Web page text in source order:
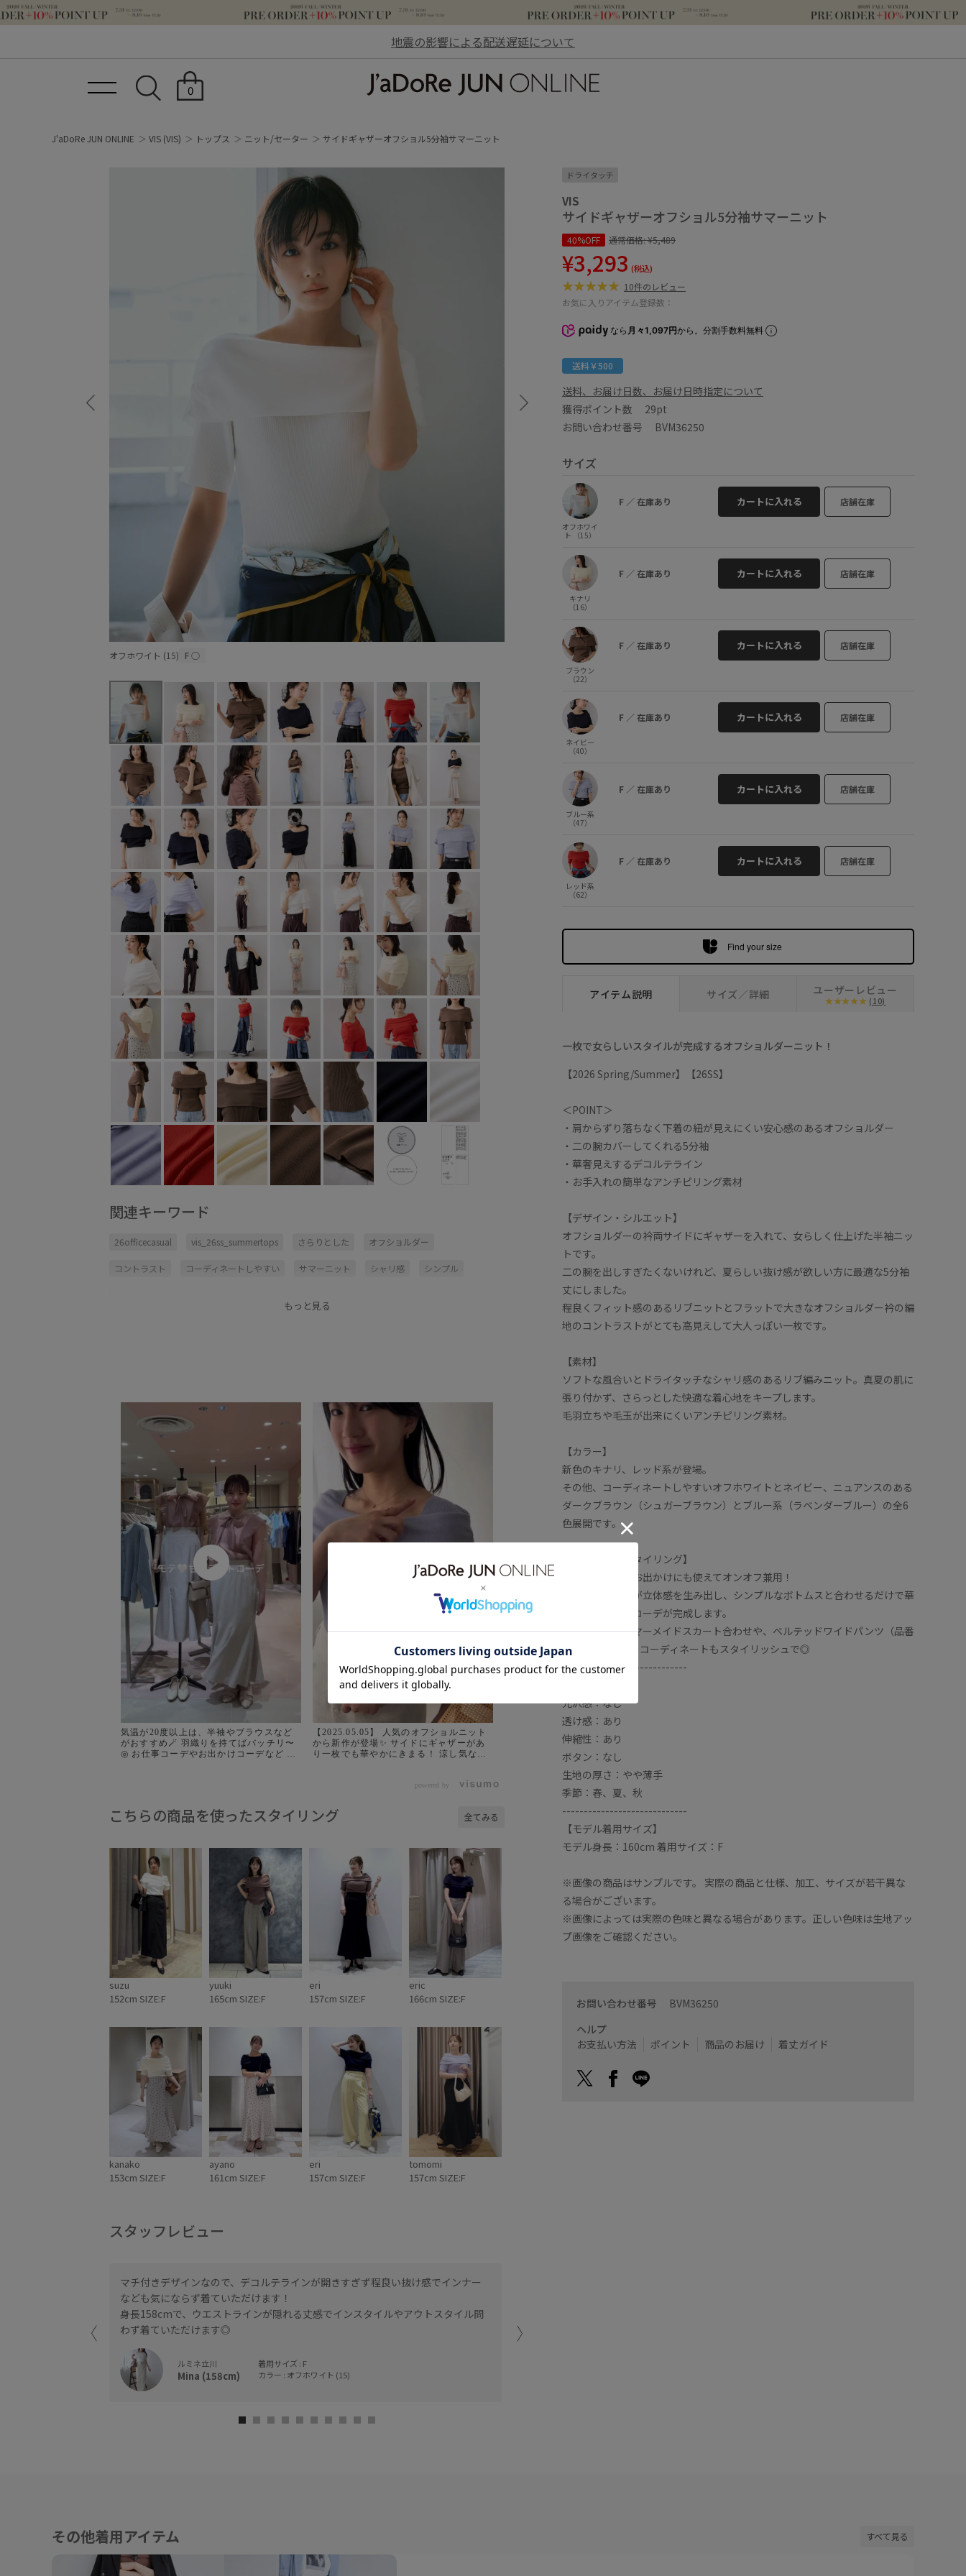
地震の影響による配送遅延について
0
J'aDoRe JUN ONLINE VIS (VIS) トップス ニット/セーター サイドギャザーオフショル5分袖サマーニット
オフホワイト (15) F○ F○
関連キーワード
26officecasual vis_26ss_summertops さらりとした オフショルダー
コントラスト コーディネートしやすい サマーニット シャリ感 シンプル
細く見える 華やか 薄手 透け感 高見え
もっと見る
気温が20度以上は、半袖やブラウスなど
がおすすめ🪄 羽織りを持てばバッチリ〜
◎ お仕事コーデやお出かけコーデなど シ
から、肩が出過ぎない美シルエット 合わ
せやすいホワイトをゲットしたよ🏷️ 今か
【2025.05.05】 人気のオフショルニット
から新作が登場✨ サイドにギャザーがあ
り一枚でも華やかにきまる！ 涼し気なシ
ーオフショル5分袖ニット ¥5,489 (税込)
ブラウン・ネイビー・ブルー系 5月下旬頃
入荷↓ キナリ・レッド系
powered by
こちらの商品を使ったスタイリング 全てみる
suzu
152cm SIZE:F
yuuki
165cm SIZE:F
eri
157cm SIZE:F
eric
166cm SIZE:F
kanako
153cm SIZE:F
ayano
161cm SIZE:F
eri
157cm SIZE:F
tomomi
157cm SIZE:F
スタッフレビュー
マチ付きデザインなので、デコルテラインが開きすぎず程良い抜け感でインナー
なども気にならず着ていただけます！
身長158cmで、ウエストラインが隠れる丈感でインスタイルやアウトスタイル問
わず着ていただけます◎
ルミネ立川
Mina (158cm)
着用サイズ : F
カラー : オフホワイト (15)
わず着ていただけます◎
ドライタッチ
VIS
サイドギャザーオフショル5分袖サマーニット
40%OFF 通常価格:¥5,489
¥3,293 (税込)
10件のレビュー
お気に入りアイテム登録数：
なら 月々1,097円から。分割手数料無料
送料￥500
送料、お届け日数、お届け日時指定について
獲得ポイント数 29pt
お問い合わせ番号 BVM36250
サイズ
オフホワイ
ト （15）
F ／ 在庫あり カートに入れる 店舗在庫
キナリ
（16）
F ／ 在庫あり カートに入れる 店舗在庫
ブラウン
（22）
F ／ 在庫あり カートに入れる 店舗在庫
ネイビー
（40）
F ／ 在庫あり カートに入れる 店舗在庫
ブルー系
（47）
F ／ 在庫あり カートに入れる 店舗在庫
レッド系
（62）
F ／ 在庫あり カートに入れる 店舗在庫
Find your size
アイテム説明 サイズ／詳細 ユーザーレビュー
(10)
一枚で女らしいスタイルが完成するオフショルダーニット！
【2026 Spring/Summer】【26SS】
＜POINT＞
・肩からずり落ちなく下着の紐が見えにくい安心感のあるオフショルダー
・二の腕カバーしてくれる5分袖
・華奢見えするデコルテライン
・お手入れの簡単なアンチピリング素材
【デザイン・シルエット】
オフショルダーの衿両サイドにギャザーを入れて、女らしく仕上げた半袖ニッ
トです。
二の腕を出しすぎたくないけれど、夏らしい抜け感が欲しい方に最適な5分袖
丈にしました。
程良くフィット感のあるリブニットとフラットで大きなオフショルダー衿の編
地のコントラストがとても高見えして大人っぽい一枚です。
【素材】
ソフトな風合いとドライタッチなシャリ感のあるリブ編みニット。真夏の肌に
張り付かず、さらっとした快適な着心地をキープします。
毛羽立ちや毛玉が出来にくいアンチピリング素材。
【カラー】
新色のキナリ、レッド系が登場。
その他、コーディネートしやすいオフホワイトとネイビー、ニュアンスのある
ダークブラウン（シュガーブラウン）とブルー系（ラベンダーブルー）の全6
色展開です。
【おすすめのスタイリング】
通勤コーデにもお出かけにも使えてオンオフ兼用！
サイドギャザーが立体感を生み出し、シンプルなボトムスと合わせるだけで華
やかなお出かけコーデが完成します。
ウエストインでマーメイドスカート合わせや、ベルテッドワイドパンツ（品番
BVS16300）とのコーディネートもスタイリッシュで◎
-----------------------------
光沢感：なし
透け感：あり
伸縮性：あり
ボタン：なし
生地の厚さ：やや薄手
季節：春、夏、秋
-----------------------------
【モデル着用サイズ】
モデル身長：160cm 着用サイズ：F
※画像の商品はサンプルです。 実際の商品と仕様、加工、サイズが若干異な
る場合がございます。
※画像によっては実際の色味と異なる場合があります。正しい色味は生地アッ
プ画像をご確認ください。
お問い合わせ番号 BVM36250
ヘルプ
お支払い方法
ポイント 商品のお届け 着丈ガイド
その他着用アイテム すべて見る